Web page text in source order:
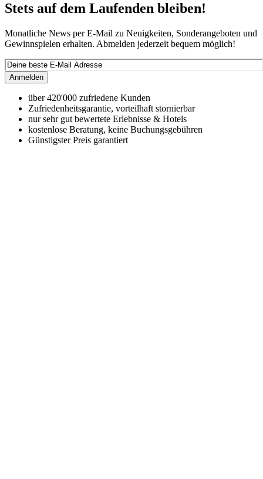
Stets auf dem Laufenden bleiben!
Monatliche News per E-Mail zu Neuigkeiten, Sonderangeboten und
Gewinnspielen erhalten. Abmelden jederzeit bequem möglich!
Anmelden
über 420'000 zufriedene Kunden
Zufriedenheitsgarantie, vorteilhaft stornierbar
nur sehr gut bewertete Erlebnisse & Hotels
kostenlose Beratung, keine Buchungsgebühren
Günstigster Preis garantiert